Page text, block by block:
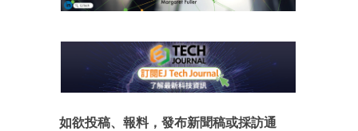
如欲投稿、報料，發布新聞稿或採訪通